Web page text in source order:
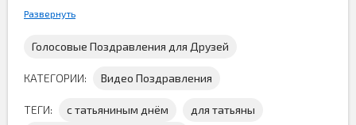
Развернуть
Голосовые Поздравления для Друзей
КАТЕГОРИИ: Видео Поздравления
ТЕГИ: с татьяниным днём
для татьяны